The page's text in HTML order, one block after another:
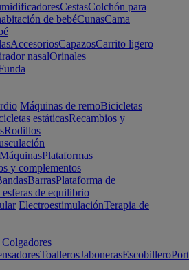
CestasColchón para
de bebéCunasCama
AccesoriosCapazosCarrito ligero
nasalOrinales
Máquinas de remoBicicletas
estáticasRecambios y
Rodillos
MáquinasPlataformas
y complementos
BarrasPlataforma de
de equilibrio
ElectroestimulaciónTerapia de
Colgadores
ToallerosJabonerasEscobillero